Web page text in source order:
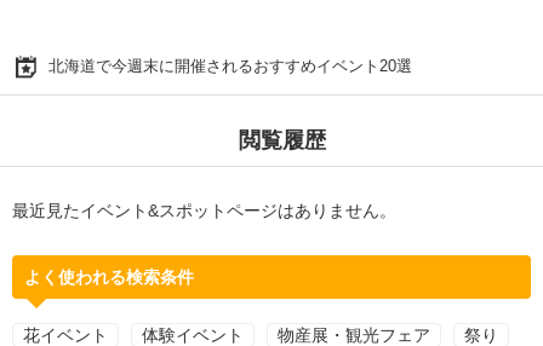
北海道で今週末に開催されるおすすめイベント20選
閲覧履歴
最近見たイベント&スポットページはありません。
よく使われる検索条件
花イベント 体験イベント 物産展・観光フェア 祭り